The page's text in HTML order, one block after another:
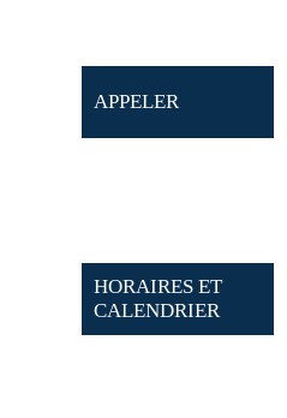
APPELER
HORAIRES ET
CALENDRIER